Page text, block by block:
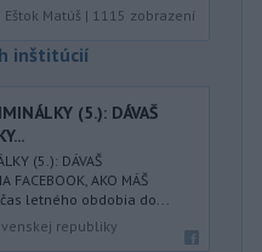
Eštok Matúš | 1115 zobrazení
inštitúcií
(5.): DÁVAŠ
(5.): DÁVAŠ
FACEBOOK, AKO MÁŠ
letného obdobia do...
republiky